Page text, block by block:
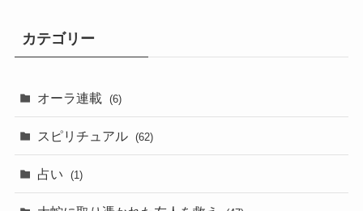
カテゴリー
オーラ連載 (6)
スピリチュアル (62)
占い (1)